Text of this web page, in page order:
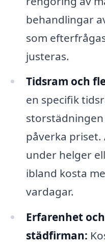
behandlingar
som
justeras.
Tidsram och
en specifik
påverka
under helger
ibland kosta
vardagar.
Erfarenhet
städfirman: